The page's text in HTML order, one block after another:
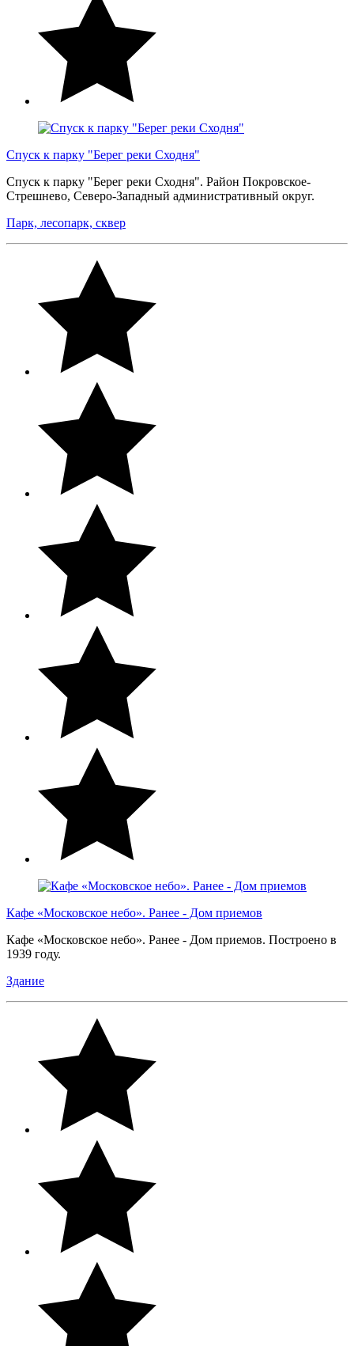
Спуск к парку "Берег реки Сходня"
Спуск к парку "Берег реки Сходня". Район Покровское-
Стрешнево, Северо-Западный административный округ.
Парк, лесопарк, сквер
Кафе «Московское небо». Ранее - Дом приемов
Кафе «Московское небо». Ранее - Дом приемов. Построено в
1939 году.
Здание